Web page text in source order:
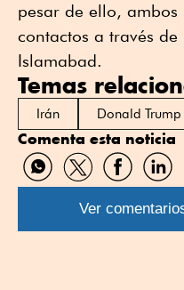
pesar de ello, ambos
contactos a través
Islamabad.
Temas
Irán Donald Trump
Comenta esta noticia
Compartir
por
WhatsApp
Compartir
por
Twitter
Compartir
por
Facebook
por
Ver